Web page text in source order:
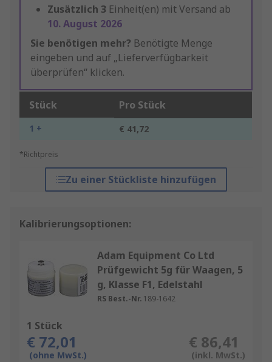
Zusätzlich 3 Einheit(en) mit Versand ab
10. August 2026
Sie benötigen mehr? Benötigte Menge
eingeben und auf „Lieferverfügbarkeit
überprüfen“ klicken.
Stück Pro Stück
1 + € 41,72
*Richtpreis
Zu einer Stückliste hinzufügen
Kalibrierungsoptionen:
Adam Equipment Co Ltd
Prüfgewicht 5g für Waagen, 5
g, Klasse F1, Edelstahl
RS Best.-Nr. 189-1642
1 Stück
€ 72,01
(ohne MwSt.)
€ 86,41
(inkl. MwSt.)